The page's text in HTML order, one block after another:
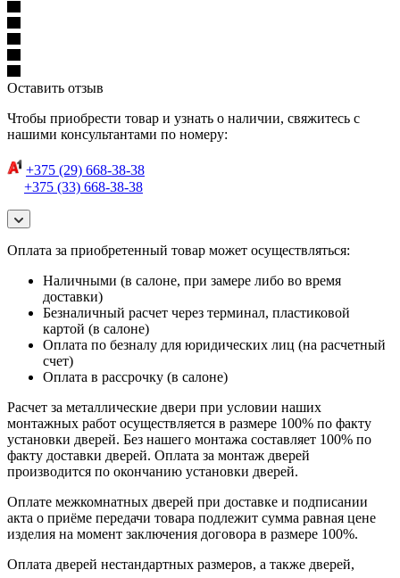
Оставить отзыв
Чтобы приобрести товар и узнать о наличии, свяжитесь с
нашими консультантами по номеру:
+375 (29) 668-38-38
+375 (33) 668-38-38
Оплата за приобретенный товар может осуществляться:
Наличными (в салоне, при замере либо во время
доставки)
Безналичный расчет через терминал, пластиковой
картой (в салоне)
Оплата по безналу для юридических лиц (на расчетный
счет)
Оплата в рассрочку (в салоне)
Расчет за металлические двери при условии наших
монтажных работ осуществляется в размере 100% по факту
установки дверей. Без нашего монтажа составляет 100% по
факту доставки дверей. Оплата за монтаж дверей
производится по окончанию установки дверей.
Оплате межкомнатных дверей при доставке и подписании
акта о приёме передачи товара подлежит сумма равная цене
изделия на момент заключения договора в размере 100%.
Оплата дверей нестандартных размеров, а также дверей,